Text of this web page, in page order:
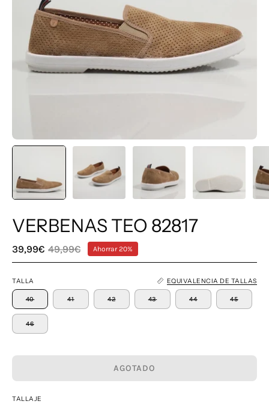
VERBENAS TEO 82817
39,99€ 49,99€ Ahorrar20%
TALLA EQUIVALENCIA DE TALLAS
40 41 42 43 44 45
46
AGOTADO
TALLAJE